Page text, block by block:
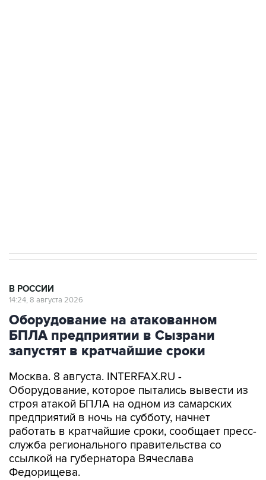
В РОССИИ
14:24, 8 августа 2026
Оборудование на атакованном
БПЛА предприятии в Сызрани
запустят в кратчайшие сроки
Москва. 8 августа. INTERFAX.RU -
Оборудование, которое пытались вывести из
строя атакой БПЛА на одном из самарских
предприятий в ночь на субботу, начнет
работать в кратчайшие сроки, сообщает пресс-
служба регионального правительства со
ссылкой на губернатора Вячеслава
Федорищева.